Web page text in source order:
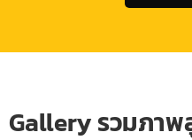
Gallery รวมภา